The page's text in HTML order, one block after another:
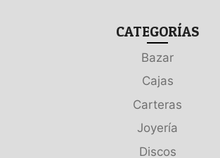
CATEGORÍAS
Bazar
Cajas
Carteras
Joyería
Discos